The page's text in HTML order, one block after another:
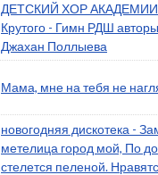
ДЕТСКИЙ ХОР АКАДЕМИИ
Крутого - Гимн РДШ
Джахан Поллыева
Мама, мне на тебя не
новогодняя дискотека -
метелица город мой, По
стелется пеленой.